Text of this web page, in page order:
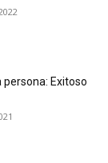
Exitoso